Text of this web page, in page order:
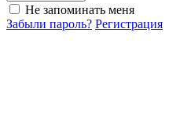
Не запоминать меня
Забыли пароль? Регистрация